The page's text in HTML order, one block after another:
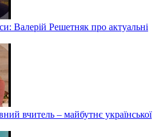
Валерій Решетняк про актуальні
вчитель – майбутнє української